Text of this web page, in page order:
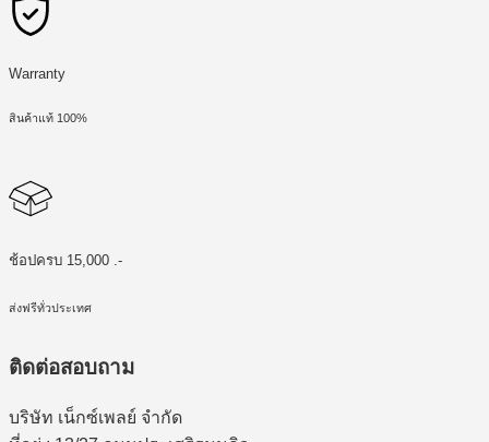
Warranty
สินค้าแท้ 100%
ช้อปครบ 15,000 .-
ส่งฟรีทั่วประเทศ
ติดต่อสอบถาม
บริษัท เน็กซ์เพลย์ จำกัด